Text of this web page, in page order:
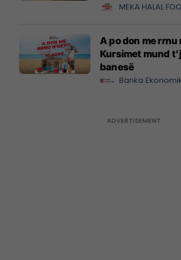
MEKA HALAL
A po don me rrnu
Kursimet mund
banesë
Banka